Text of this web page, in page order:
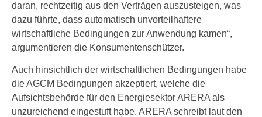
daran, rechtzeitig aus den Verträgen auszusteigen, was
dazu führte, dass automatisch unvorteilhaftere
wirtschaftliche Bedingungen zur Anwendung kamen“,
argumentieren die Konsumentenschützer.
Auch hinsichtlich der wirtschaftlichen Bedingungen habe
die AGCM Bedingungen akzeptiert, welche die
Aufsichtsbehörde für den Energiesektor ARERA als
unzureichend eingestuft habe. ARERA schreibt laut den